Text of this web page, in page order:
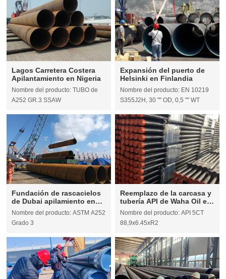
Lagos Carretera Costera
Apilantamiento en Nigeria
Nombre del producto: TUBO de
A252 GR.3 SSAW
Expansión del puerto de
Helsinki en Finlandia
Nombre del producto: EN 10219
S355J2H, 30 "" OD, 0,5 "" WT
Fundación de rascacielos
de Dubai apilamiento en
los Emiratos Árabes
Unidos
Nombre del producto: ASTM A252
Grado 3
Reemplazo de la carcasa y
tubería API de Waha Oil en
Libia
Nombre del producto: API 5CT
88,9x6.45xR2